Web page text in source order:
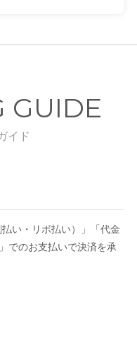
GUIDE
イド
い・リボ払い）」「代金
でのお支払いで決済を承